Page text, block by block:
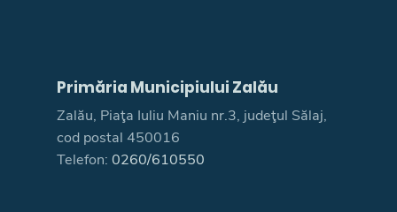
Primăria Municipiului Zalău
Zalău, Piaţa Iuliu Maniu nr.3, judeţul Sălaj,
cod postal 450016
Telefon: 0260/610550